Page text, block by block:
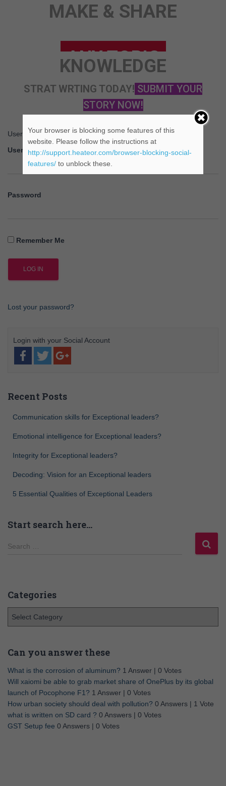
MAKE & SHARE
STORY
SCIENCE
ANY TOPIC
KNOWLEDGE
STRAT WRTING TODAY! SUBMIT YOUR
STORY NOW!
Username or Email Address
Username
Password
Remember Me
Lost your password?
Recent Posts
Communication skills for Exceptional leaders?
Emotional intelligence for Exceptional leaders?
Integrity for Exceptional leaders?
Decoding: Vision for an Exceptional leaders
5 Essential Qualities of Exceptional Leaders
Start search here…
Search …
Categories
Can you answer these
What is the corrosion of aluminum? 1 Answer | 0 Votes
Will xaiomi be able to grab market share of OnePlus by its global
launch of Pocophone F1? 1 Answer | 0 Votes
How urban society should deal with pollution? 0 Answers | 1 Vote
what is written on SD card ? 0 Answers | 0 Votes
GST Setup fee 0 Answers | 0 Votes
Your browser is blocking some features of this
website. Please follow the instructions at
http://support.heateor.com/browser-blocking-social-
features/to unblock these.